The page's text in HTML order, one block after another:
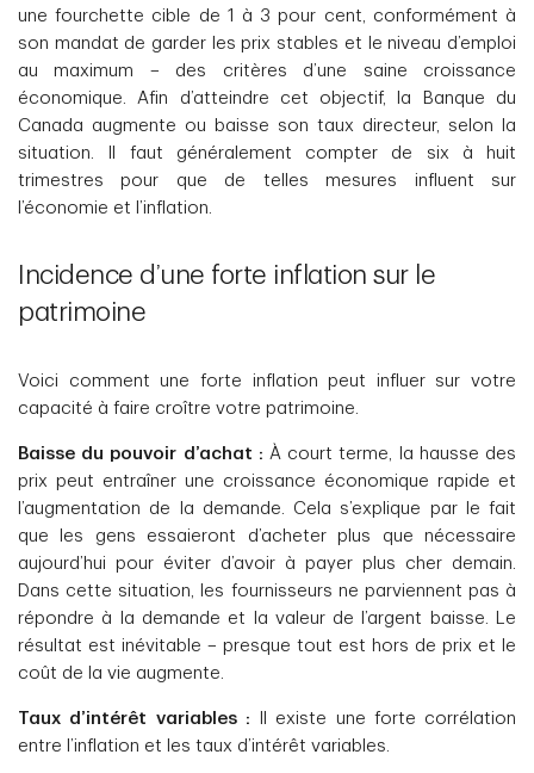
une fourchette cible de 1 à 3 pour cent, conformément à
son mandat de garder les prix stables et le niveau d’emploi
au maximum – des critères d’une saine croissance
économique. Afin d’atteindre cet objectif, la Banque du
Canada augmente ou baisse son taux directeur, selon la
situation. Il faut généralement compter de six à huit
trimestres pour que de telles mesures influent sur
l’économie et l’inflation.
Incidence d’une forte inflation sur le
patrimoine
Voici comment une forte inflation peut influer sur votre
capacité à faire croître votre patrimoine.
Baisse du pouvoir d’achat : À court terme, la hausse des
prix peut entraîner une croissance économique rapide et
l’augmentation de la demande. Cela s’explique par le fait
que les gens essaieront d’acheter plus que nécessaire
aujourd’hui pour éviter d’avoir à payer plus cher demain.
Dans cette situation, les fournisseurs ne parviennent pas à
répondre à la demande et la valeur de l’argent baisse. Le
résultat est inévitable – presque tout est hors de prix et le
coût de la vie augmente.
Taux d’intérêt variables : Il existe une forte corrélation
entre l’inflation et les taux d’intérêt variables.